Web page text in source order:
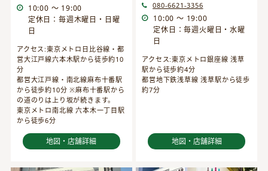
10:00 ～ 19:00
定休日：毎週木曜日・日曜
日
アクセス:東京メトロ日比谷線・都
営大江戸線六本木駅から徒歩約10
分
都営大江戸線・南北線麻布十番駅
から徒歩約10分 ※麻布十番駅から
の道のりは上り坂が続きます。
東京メトロ南北線 六本木一丁目駅
から徒歩6分
地図・店舗詳細
080-6621-3356
10:00 ～ 19:00
定休日：毎週火曜日・水曜
日
アクセス:東京メトロ銀座線 浅草
駅から徒歩約4分
都営地下鉄浅草線 浅草駅から徒歩
約7分
地図・店舗詳細